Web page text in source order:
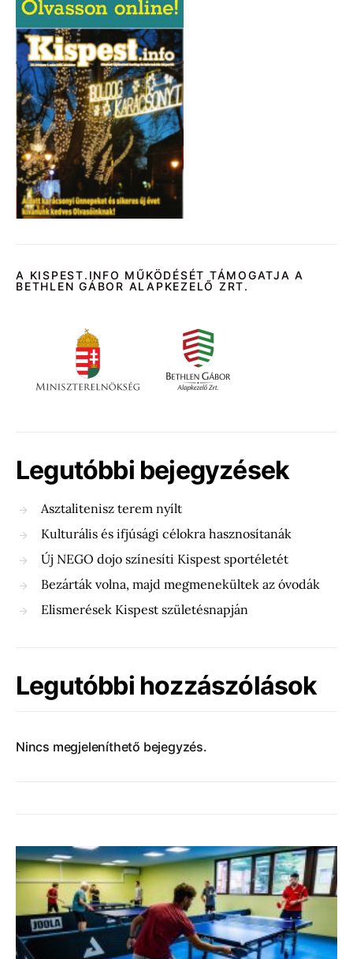
A KISPEST.INFO MŰKÖDÉSÉT TÁMOGATJA A
BETHLEN GÁBOR ALAPKEZELŐ ZRT.
Legutóbbi bejegyzések
Asztalitenisz terem nyílt
Kulturális és ifjúsági célokra hasznosítanák
Új NEGO dojo színesíti Kispest sportéletét
Bezárták volna, majd megmenekültek az óvodák
Elismerések Kispest születésnapján
Legutóbbi hozzászólások
Nincs megjeleníthető bejegyzés.